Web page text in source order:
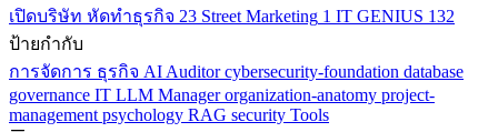
เปิดบริษัท หัดทำธุรกิจ 23 Street Marketing 1 IT GENIUS 132
ป้ายกำกับ
การจัดการ ธุรกิจ AI Auditorcybersecurity-foundation database
governance IT LLM Managerorganization-anatomy project-
management psychology RAG security Tools